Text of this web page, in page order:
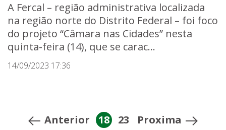
A Fercal – região administrativa localizada
na região norte do Distrito Federal – foi foco
do projeto “Câmara nas Cidades” nesta
quinta-feira (14), que se carac...
14/09/2023 17:36
Anterior 18 23 Proxima